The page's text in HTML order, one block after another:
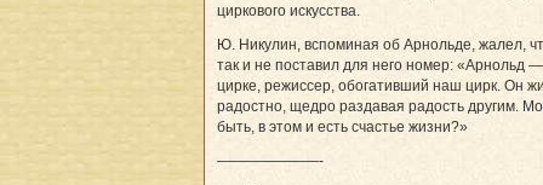
циркового искусства.
Ю. Никулин, вспоминая об Арнольде, жалел,
так и не поставил для него номер: «Арнольд
цирке, режиссер, обогативший наш цирк. Он
радостно, щедро раздавая радость другим.
быть, в этом и есть счастье жизни?»
———————-